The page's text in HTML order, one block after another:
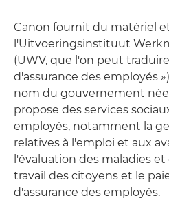
Canon fournit du matériel
l'Uitvoeringsinstituut
(UWV, que l'on peut
d'assurance des employés
nom du gouvernement
propose des services
employés, notamment la
relatives à l'emploi et aux
l'évaluation des maladies
travail des citoyens et le
d'assurance des employés.